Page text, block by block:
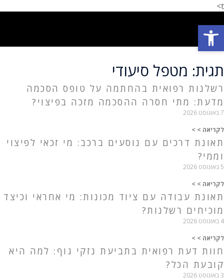
t>
תגית: מטפל סיעודי
רשלנות רפואית בהחתמה על טופס הסכמה
מדעת: מתי חסרה ההסכמה מזכה בפיצוי?
7 באוגוסט 2026
לקריאה > >
תאונת דרכים עם נוסעים ברכב: מי זכאי לפיצוי
וממי?
5 באוגוסט 2026
לקריאה > >
תאונת עבודה עם ציוד מכונות: מי אחראי וכיצד
מוכיחים רשלנות?
4 באוגוסט 2026
לקריאה > >
חוות דעת רפואית בתביעת נזקי גוף: למה היא
קובעת הכל?
3 באוגוסט 2026
פתח סרגל נגישות
פתח סרגל נגישות